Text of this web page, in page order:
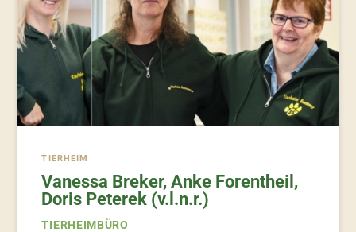
TIERHEIM
Vanessa Breker, Anke Forentheil,
Doris Peterek (v.l.n.r.)
TIERHEIMBÜRO